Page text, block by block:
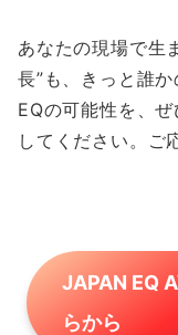
あなたの現場で生
長”も、きっと誰
EQの可能性を、
してください。ご
JAPAN EQ
らから